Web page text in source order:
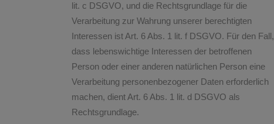
lit. c DSGVO, und die Rechtsgrundlage für die
Verarbeitung zur Wahrung unserer berechtigten
Interessen ist Art. 6 Abs. 1 lit. f DSGVO. Für den Fall,
dass lebenswichtige Interessen der betroffenen
Person oder einer anderen natürlichen Person eine
Verarbeitung personenbezogener Daten erforderlich
machen, dient Art. 6 Abs. 1 lit. d DSGVO als
Rechtsgrundlage.